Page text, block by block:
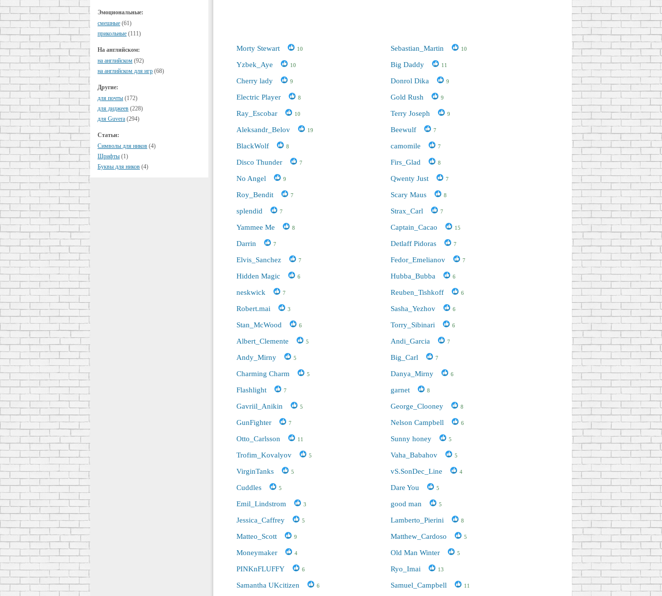
Эмоциональные:
смешные (61)
прикольные (111)
На английском:
на английском (92)
на английском для игр (68)
Другие:
для почты (172)
для диджеев (228)
для Guvera (294)
Статьи:
Символы для ников (4)
Шрифты (1)
Буквы для ников (4)
Morty Stewart 10 Sebastian_Martin 10
Yzbek_Aye 10 Big Daddy 11
Cherry lady 9 Donrol Dika 9
Electric Player 8 Gold Rush 9
Ray_Escobar 10 Terry Joseph 9
Aleksandr_Bеlov 19 Beewulf 7
BlackWolf 8 camomile 7
Disco Thunder 7 Firs_Glad 8
No Angel 9 Qwenty Just 7
Roy_Bendit 7 Scary Maus 8
splendid 7 Strax_Carl 7
Yammee Me 8 Captain_Cacao 15
Darrin 7 Detlaff Pidoras 7
Elvis_Sanchez 7 Fedor_Emelianov 7
Hidden Magic 6 Hubba_Bubba 6
neskwick 7 Reuben_Tishkoff 6
Robert.mai 3 Sasha_Yezhov 6
Stan_McWood 6 Torry_Sibinari 6
Albert_Clemente 5 Andi_Garcia 7
Andy_Mirny 5 Big_Carl 7
Charming Charm 5 Danya_Mirny 6
Flashlight 7 garnet 8
Gavriil_Anikin 5 George_Clooney 8
GunFighter 7 Nelson Campbell 6
Otto_Carlsson 11 Sunny honey 5
Trofim_Kovalyov 5 Vaha_Babahov 5
VirginTanks 5 vS.SonDec_Line 4
Cuddles 5 Dare You 5
Emil_Lindstrom 3 good man 5
Jessica_Caffrey 5 Lamberto_Pierini 8
Matteo_Scott 9 Matthew_Cardoso 5
Moneymaker 4 Old Man Winter 5
PINKnFLUFFY 6 Ryo_Imai 13
Samantha UKcitizen 6 Samuel_Campbell 11